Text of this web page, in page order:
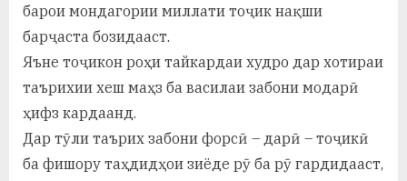
барои мондагории миллати тоҷик нақши
барҷаста бозидааст.
Яъне тоҷикон роҳи тайкардаи худро дар хотираи
таърихии хеш маҳз ба василаи забони модарӣ
ҳифз кардаанд.
Дар тӯли таърих забони форсӣ – дарӣ – тоҷикӣ
ба фишору таҳдидҳои зиёде рӯ ба рӯ гардидааст,